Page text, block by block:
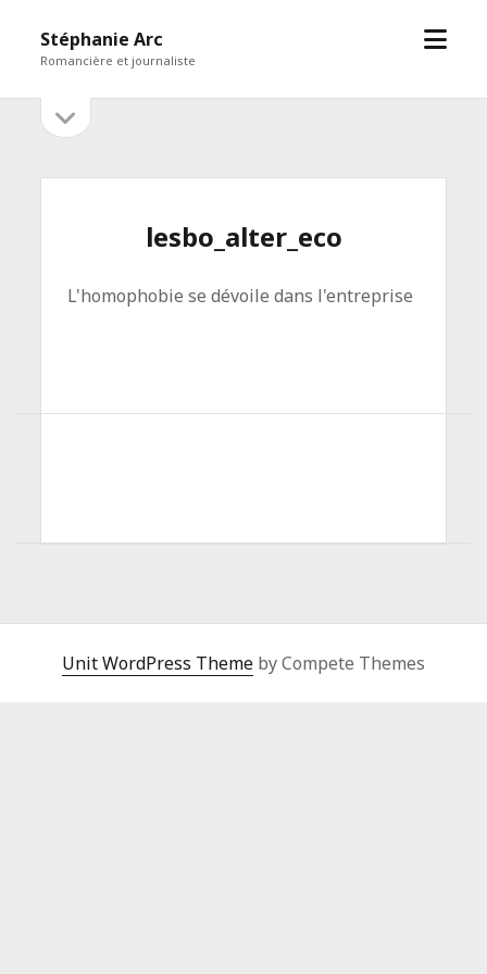
Stéphanie Arc
Romancière et journaliste
open
Sidebar
sidebar
lesbo_alter_eco
L'homophobie se dévoile dans l'entreprise
Unit WordPress Theme by Compete Themes